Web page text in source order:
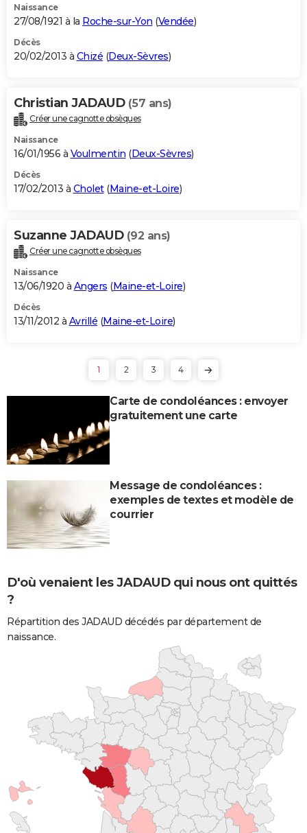
Naissance
27/08/1921 à la Roche-sur-Yon (Vendée)
Décès
20/02/2013 à Chizé (Deux-Sèvres)
Christian JADAUD (57 ans)
Créer une cagnotte obsèques
Naissance
16/01/1956 à Voulmentin (Deux-Sèvres)
Décès
17/02/2013 à Cholet(Maine-et-Loire)
Suzanne JADAUD (92 ans)
Créer une cagnotte obsèques
Naissance
13/06/1920 à Angers (Maine-et-Loire)
Décès
13/11/2012 à Avrillé (Maine-et-Loire)
1 2 3 4
Carte de condoléances : envoyer
gratuitement une carte
Message de condoléances :
exemples de textes et modèle de
courrier
D'où venaient les JADAUD qui nous ont quittés
?
Répartition des JADAUD décédés par département de
naissance.